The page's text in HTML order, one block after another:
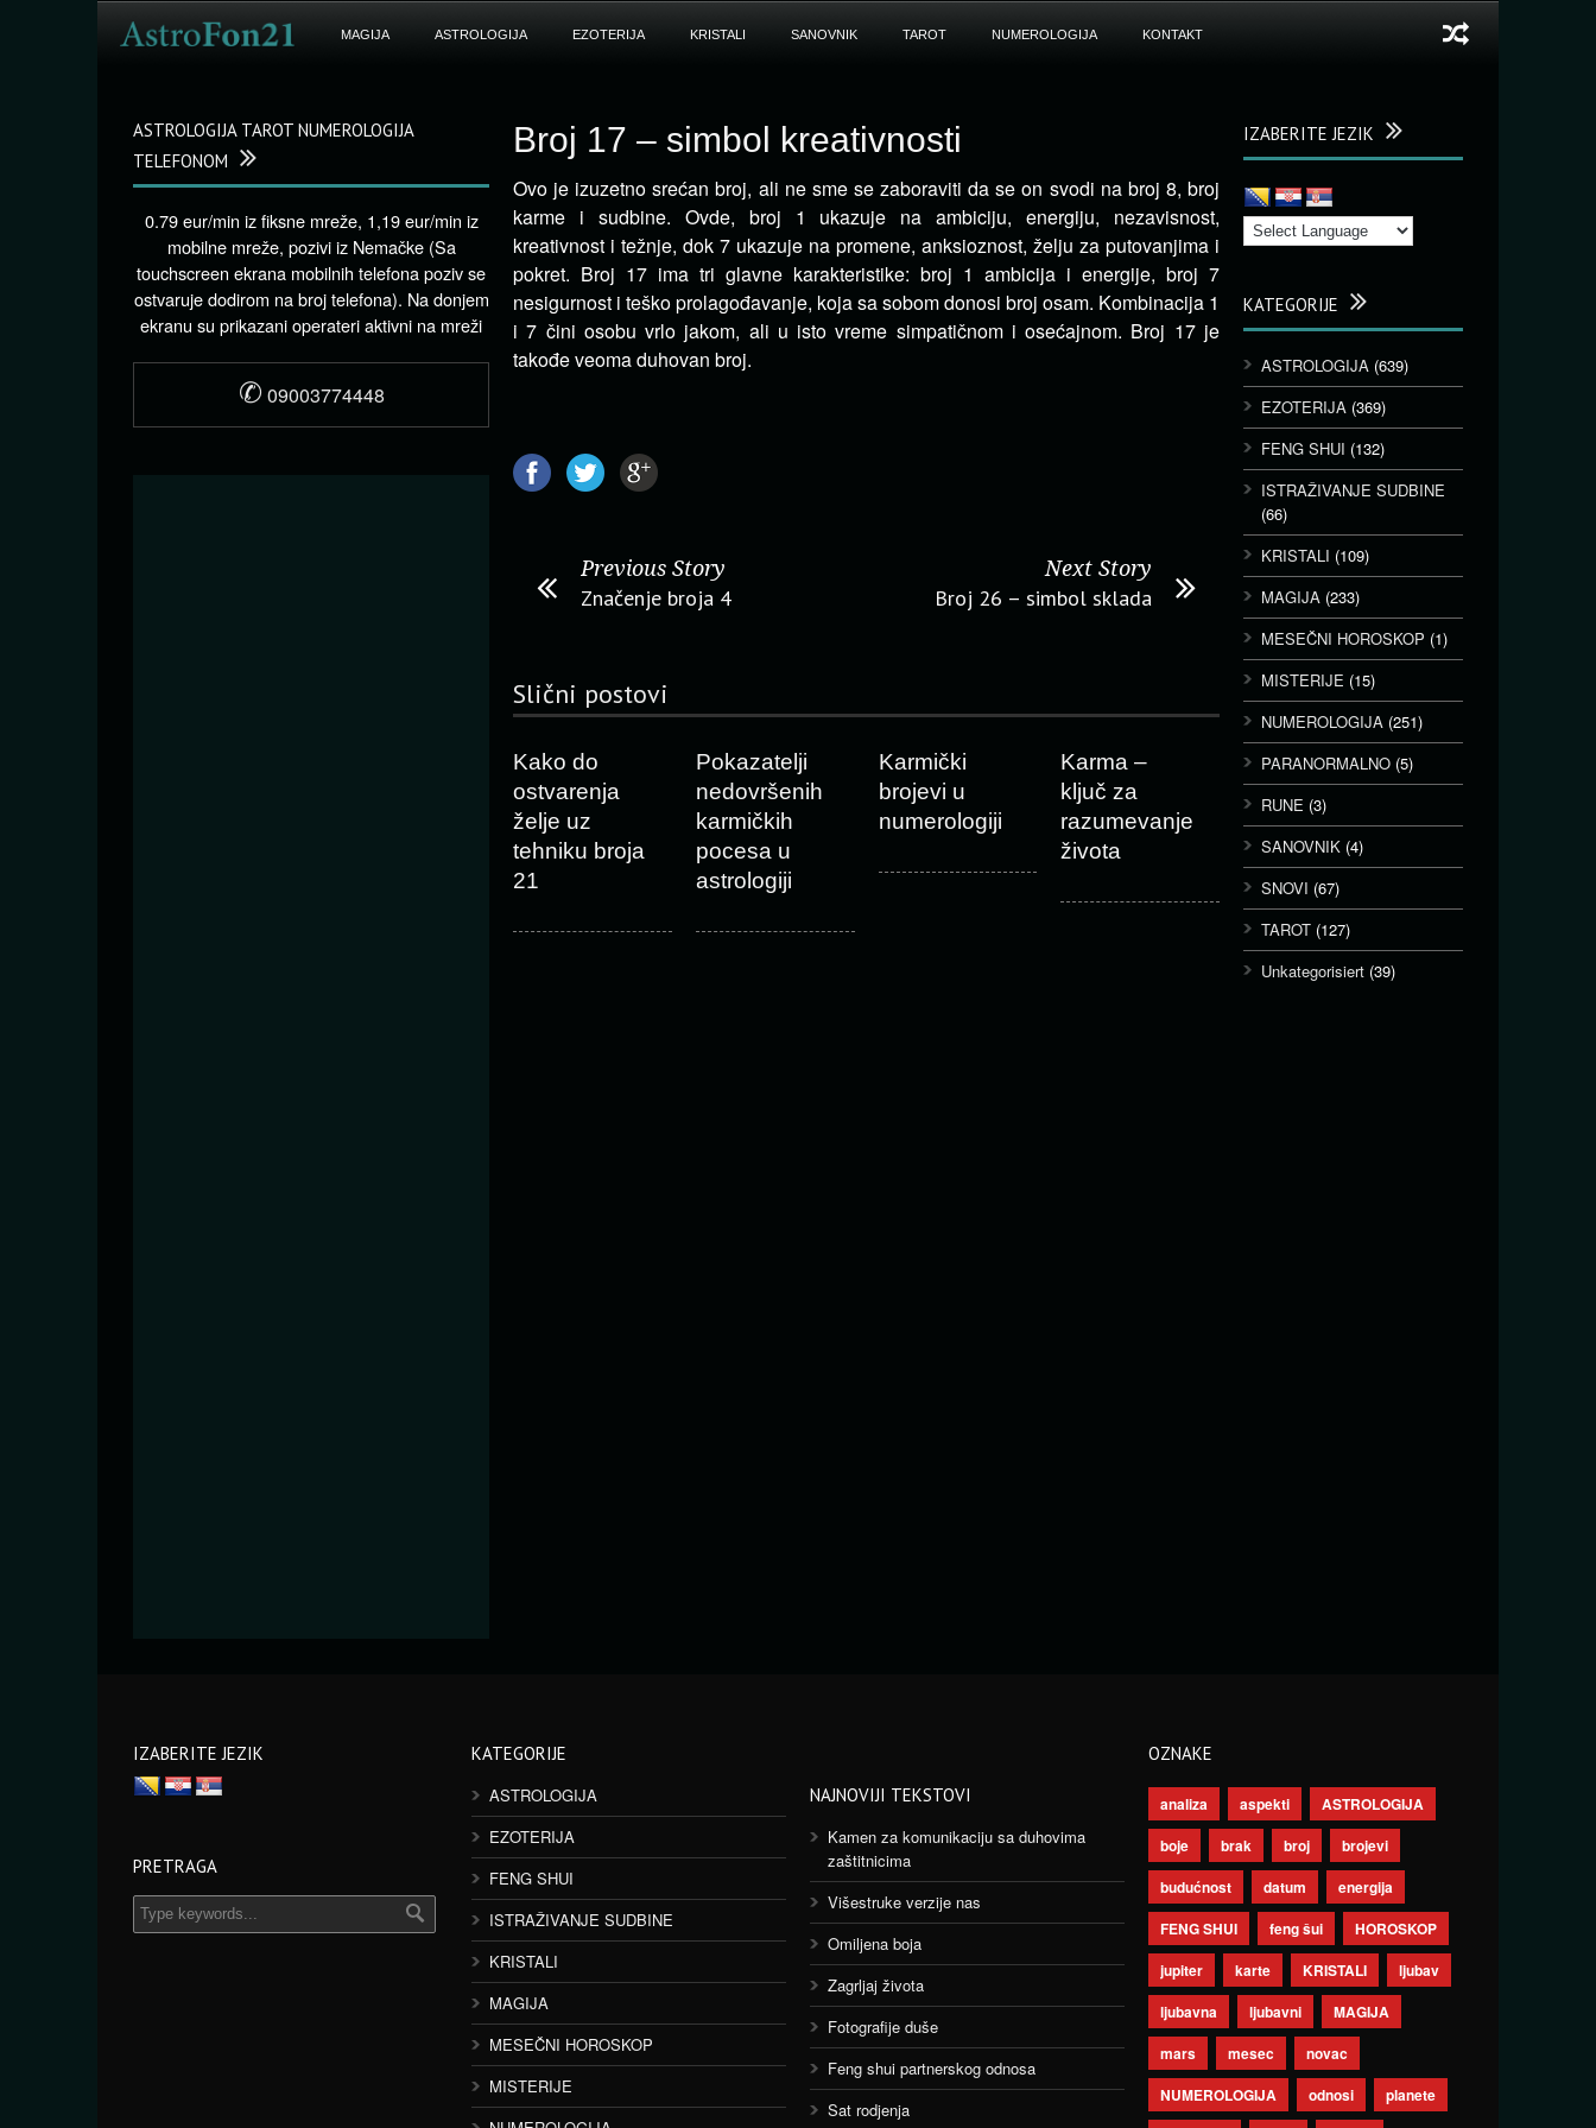
MAGIJA ASTROLOGIJA EZOTERIJA KRISTALI SANOVNIK TAROT NUMEROLOGIJA KONTAKT
Broj 17 – simbol kreativnosti
Ovo je izuzetno srećan broj, ali ne sme se zaboraviti da se on svodi na broj 8, broj
karme i sudbine. Ovde, broj 1 ukazuje na ambiciju, energiju, nezavisnost,
kreativnost i težnje, dok 7 ukazuje na promene, anksioznost, želju za putovanjima i
pokret. Broj 17 ima tri glavne karakteristike: broj 1 ambicija i energije, broj 7
nesigurnost i teško prolagođavanje, koja sa sobom donosi broj osam. Kombinacija 1
i 7 čini osobu vrlo jakom, ali u isto vreme simpatičnom i osećajnom. Broj 17 je
takođe veoma duhovan broj.
Previous Story
Značenje broja 4
Next Story
Broj 26 – simbol sklada
Slični postovi
Kako do
ostvarenja
želje uz
tehniku broja
21
Pokazatelji
nedovršenih
karmičkih
pocesa u
astrologiji
Karmički
brojevi u
numerologiji
Karma –
ključ za
razumevanje
života
IZABERITE JEZIK
KATEGORIJE
ASTROLOGIJA (639)
EZOTERIJA (369)
FENG SHUI (132)
ISTRAŽIVANJE SUDBINE
(66)
KRISTALI (109)
MAGIJA (233)
MESEČNI HOROSKOP (1)
MISTERIJE (15)
NUMEROLOGIJA (251)
PARANORMALNO (5)
RUNE (3)
SANOVNIK (4)
SNOVI (67)
TAROT (127)
Unkategorisiert (39)
ASTROLOGIJA TAROT NUMEROLOGIJA
TELEFONOM
0.79 eur/min iz fiksne mreže, 1,19 eur/min iz
mobilne mreže, pozivi iz Nemačke (Sa
touchscreen ekrana mobilnih telefona poziv se
ostvaruje dodirom na broj telefona). Na donjem
ekranu su prikazani operateri aktivni na mreži
✆ 09003774448
IZABERITE JEZIK
PRETRAGA
KATEGORIJE
ASTROLOGIJA
EZOTERIJA
FENG SHUI
ISTRAŽIVANJE SUDBINE
KRISTALI
MAGIJA
MESEČNI HOROSKOP
MISTERIJE
NAJNOVIJI TEKSTOVI
Kamen za komunikaciju sa duhovima
zaštitnicima
Višestruke verzije nas
Omiljena boja
Zagrljaj života
Fotografije duše
Feng shui partnerskog odnosa
Sat rodjenja
OZNAKE
analiza aspekti
ASTROLOGIJA
boje
brak broj
brojevi
budućnost
datum
energija
FENG SHUI
feng šui
HOROSKOP
jupiter
karte KRISTALI
ljubav
ljubavna
ljubavni
MAGIJA
mars
mesec
novac
NUMEROLOGIJA
odnosi
planete